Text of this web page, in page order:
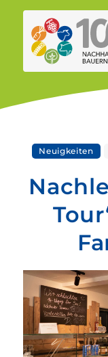
Kopfbereich
Seite
Hauptinhalt
Seite
Fußbereich
Seite
Neuigkeiten